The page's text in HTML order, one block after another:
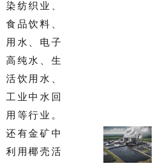
染纺织业、
食品饮料、
用水、电子
高纯水、生
活饮用水、
工业中水回
用等行业。
还有金矿中
利用椰壳活